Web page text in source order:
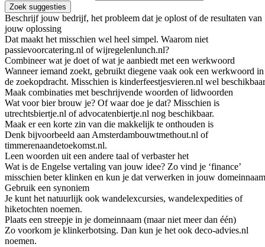
Zoek suggesties
Beschrijf jouw bedrijf, het probleem dat je oplost of de resultaten van
jouw oplossing
Dat maakt het misschien wel heel simpel. Waarom niet
passievoorcatering.nl of wijregelenlunch.nl?
Combineer wat je doet of wat je aanbiedt met een werkwoord
Wanneer iemand zoekt, gebruikt diegene vaak ook een werkwoord in
de zoekopdracht. Misschien is kinderfeestjesvieren.nl wel
Maak combinaties met beschrijvende woorden of lidwoorden
Wat voor bier brouw je? Of waar doe je dat? Misschien is
utrechtsbiertje.nl of advocatenbiertje.nl nog beschikbaar.
Maak er een korte zin van die makkelijk te onthouden is
Denk bijvoorbeeld aan Amsterdambouwtmethout.nl of
timmerenaandetoekomst.nl.
Leen woorden uit een andere taal of verbaster het
Wat is de Engelse vertaling van jouw idee? Zo vind je ‘finance’
misschien beter klinken en kun je dat verwerken in jouw
Gebruik een synoniem
Je kunt het natuurlijk ook wandelexcursies, wandelexpedities of
hiketochten noemen.
Plaats een streepje in je domeinnaam (maar niet meer dan één)
Zo voorkom je klinkerbotsing. Dan kun je het ook deco-advies.nl
noemen.